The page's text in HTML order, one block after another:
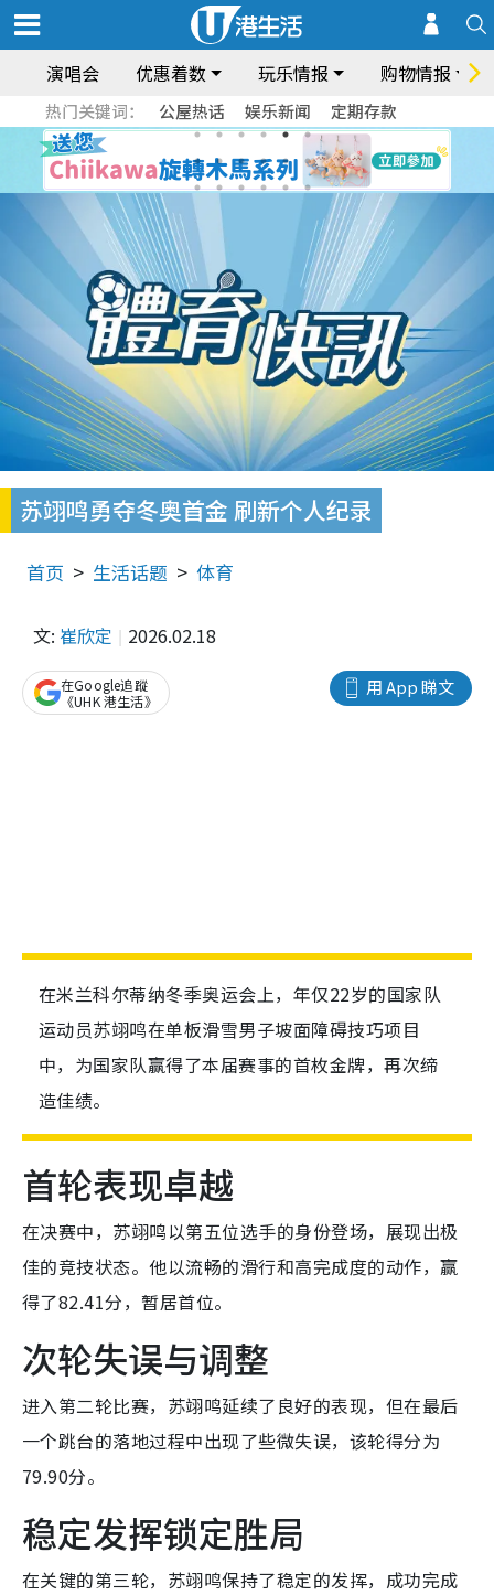
演唱会 优惠着数 玩乐情报 购物情报
热门关键词： 公屋热话 娱乐新闻 定期存款
苏翊鸣勇夺冬奥首金 刷新个人纪录
首页 生活话题 体育
文: 崔欣定 2026.02.18
用 App 睇文
在Google追蹤
《UHK 港生活》
在米兰科尔蒂纳冬季奥运会上，年仅22岁的国家队
运动员苏翊鸣在单板滑雪男子坡面障碍技巧项目
中，为国家队赢得了本届赛事的首枚金牌，再次缔
造佳绩。
首轮表现卓越
在决赛中，苏翊鸣以第五位选手的身份登场，展现出极
佳的竞技状态。他以流畅的滑行和高完成度的动作，赢
得了82.41分，暂居首位。
次轮失误与调整
进入第二轮比赛，苏翊鸣延续了良好的表现，但在最后
一个跳台的落地过程中出现了些微失误，该轮得分为
79.90分。
稳定发挥锁定胜局
在关键的第三轮，苏翊鸣保持了稳定的发挥，成功完成